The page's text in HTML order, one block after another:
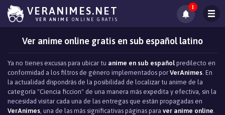
VERANIMES.NET
VER ANIME ONLINE GRATIS
1
Ver anime online gratis en sub español latino
Ya no tienes excusas para ubicar tu anime en sub español predilecto en
conformidad a los filtros de género implementados por VerAnimes. En
la actualidad dispondrás de la posibilidad de localizar tu anime de la
categoría "Ciencia ficcion" de una manera más expedita y efectiva, sin la
necesidad visitar cada una de las entregas que están propagadas en
VerAnimes, una de las más significativas páginas para ver anime online.